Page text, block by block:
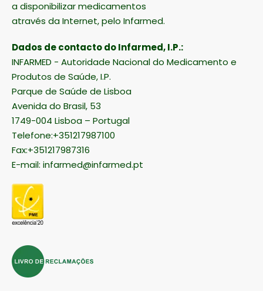
a disponibilizar medicamentos
através da Internet, pelo Infarmed.
Dados de contacto do Infarmed, I.P.:
INFARMED - Autoridade Nacional do Medicamento e
Produtos de Saúde, I.P.
Parque de Saúde de Lisboa
Avenida do Brasil, 53
1749-004 Lisboa – Portugal
Telefone:+351217987100
Fax:+351217987316
E-mail: infarmed@infarmed.pt